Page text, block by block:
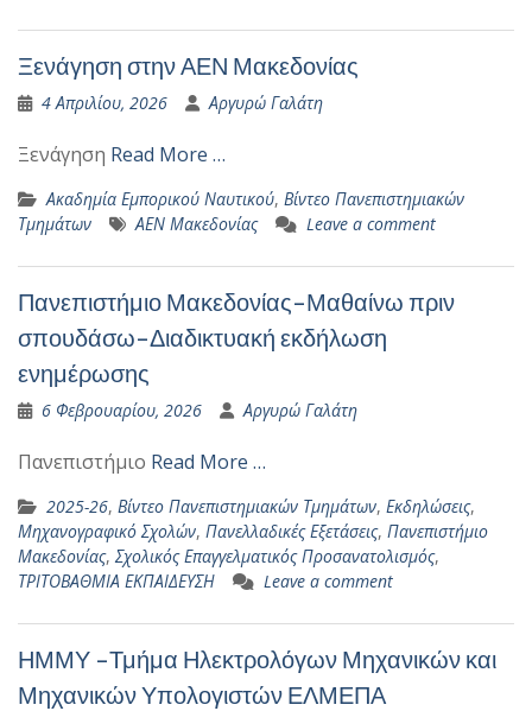
Ξενάγηση στην ΑΕΝ Μακεδονίας
4 Απριλίου, 2026 Αργυρώ Γαλάτη
Ξενάγηση Read More …
Ακαδημία Εμπορικού Ναυτικού, Βίντεο Πανεπιστημιακών
Τμημάτων
ΑΕΝ Μακεδονίας Leave a comment
Πανεπιστήμιο Μακεδονίας-Μαθαίνω πριν
σπουδάσω-Διαδικτυακή εκδήλωση
ενημέρωσης
6 Φεβρουαρίου, 2026 Αργυρώ Γαλάτη
Πανεπιστήμιο Read More …
2025-26, Βίντεο Πανεπιστημιακών Τμημάτων, Εκδηλώσεις,
Μηχανογραφικό Σχολών, Πανελλαδικές Εξετάσεις, Πανεπιστήμιο
Μακεδονίας,Σχολικός Επαγγελματικός Προσανατολισμός,
ΤΡΙΤΟΒΑΘΜΙΑ ΕΚΠΑΙΔΕΥΣΗ
Leave a comment
ΗΜΜΥ -Τμήμα Ηλεκτρολόγων Μηχανικών και
Μηχανικών Υπολογιστών ΕΛΜΕΠΑ